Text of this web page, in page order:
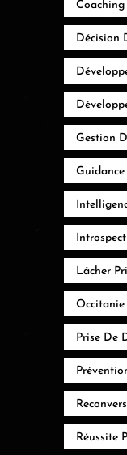
Coaching
Décision
Gestion
Lâcher
Occitanie
Prise De
Réussite